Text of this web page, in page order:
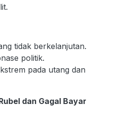
tidak berkelanjutan.
politik.
pada utang dan
dan Gagal Bayar